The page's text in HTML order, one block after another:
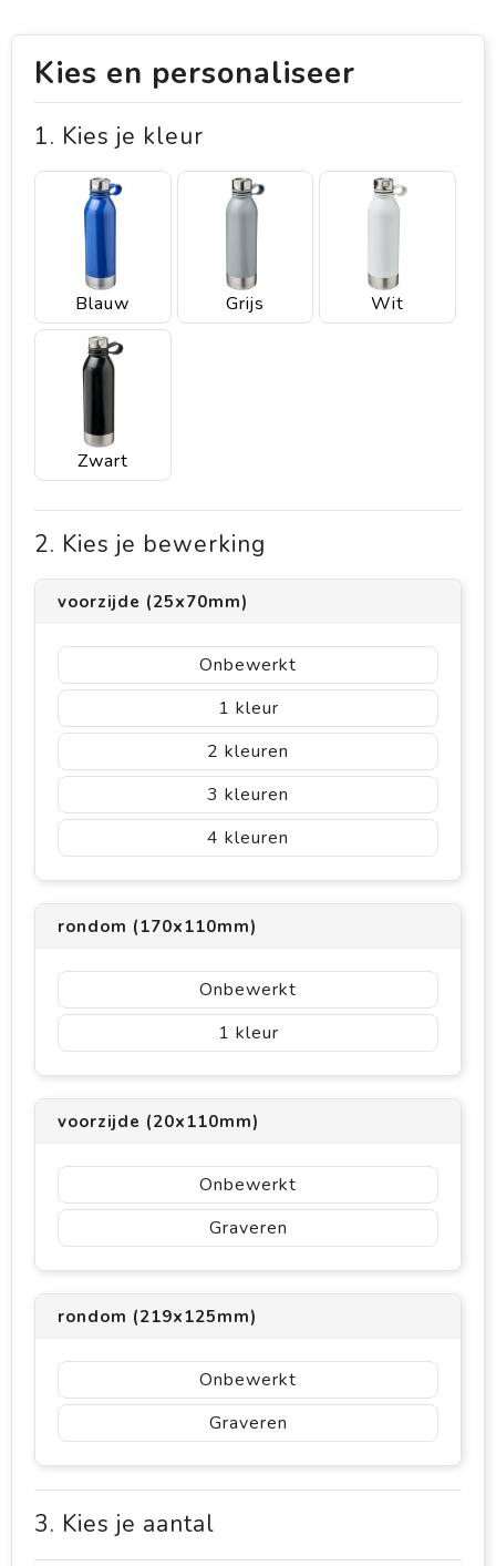
Kies en personaliseer
1. Kies je kleur
Blauw Grijs Wit
Zwart
2. Kies je bewerking
voorzijde (25x70mm)
Onbewerkt
1
2
3
4
rondom (170x110mm)
Onbewerkt
1
voorzijde (20x110mm)
Onbewerkt
Graveren
rondom (219x125mm)
Onbewerkt
Graveren
3. Kies je aantal